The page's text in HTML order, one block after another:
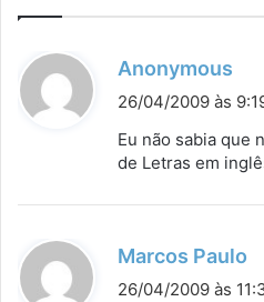
Anonymous
s
26/04/2009 às
Eu não sabia que
de Letras em
Marcos Paulo
i
26/04/2009 às